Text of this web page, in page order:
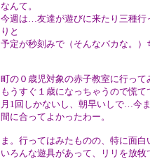
なんて。
今週は…友達が遊びに来たり三種行
りと
予定が秒刻みで（そんなバカな。
町の０歳児対象の赤子教室に行って
もうすぐ１歳になっちゃうので慌て
月1回しかないし、朝早いしで…今
間に合ってよかったわー。
ま。行ってはみたものの、特に面
いろんな遊具があって、リリを放